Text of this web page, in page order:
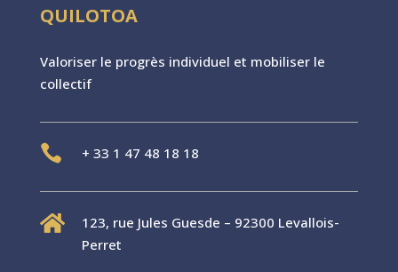
QUILOTOA
Valoriser le progrès individuel et mobiliser le
collectif
 + 33 1 47 48 18 18

123, rue Jules Guesde – 92300 Levallois-
Perret